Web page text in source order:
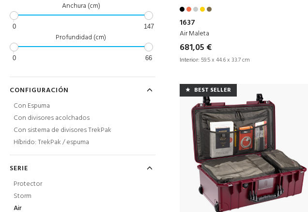
Anchura (cm)
0 147
Profundidad (cm)
0 66
CONFIGURACIÓN
Con Espuma
Con divisores acolchados
Con sistema de divisores TrekPak
Híbrido: TrekPak / espuma
SERIE
Protector
Storm
Air
1637
Air Maleta
681,05 €
Interior: 59.5 x 44.6 x 33.7 cm
BEST SELLER